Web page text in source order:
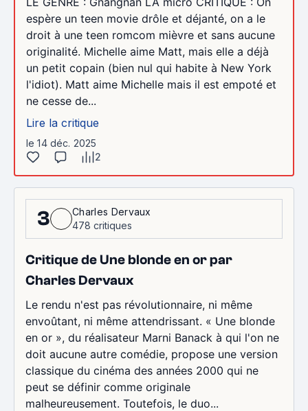
espère un teen movie drôle et déjanté, on a le
droit à une teen romcom mièvre et sans aucune
originalité. Michelle aime Matt, mais elle a déjà
un petit copain (bien nul qui habite à New York
l'idiot). Matt aime Michelle mais il est empoté et
ne cesse de...
Lire la critique
le 14 déc. 2025
2
3
Charles Dervaux
478 critiques
Critique de Une blonde en or par
Charles Dervaux
Le rendu n'est pas révolutionnaire, ni même
envoûtant, ni même attendrissant. « Une blonde
en or », du réalisateur Marni Banack à qui l'on ne
doit aucune autre comédie, propose une version
classique du cinéma des années 2000 qui ne
peut se définir comme originale
malheureusement. Toutefois, le duo...